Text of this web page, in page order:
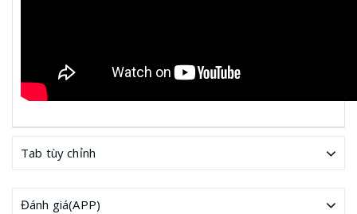
Tab tùy chỉnh
Đánh giá(APP)